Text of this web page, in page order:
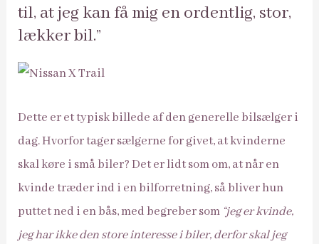
til, at jeg kan få mig en ordentlig, stor,
lækker bil.”
Dette er et typisk billede af den generelle bilsælger i
dag. Hvorfor tager sælgerne for givet, at kvinderne
skal køre i små biler? Det er lidt som om, at når en
kvinde træder ind i en bilforretning, så bliver hun
puttet ned i en bås, med begreber som “jeg er kvinde,
jeg har ikke den store interesse i biler, derfor skal jeg